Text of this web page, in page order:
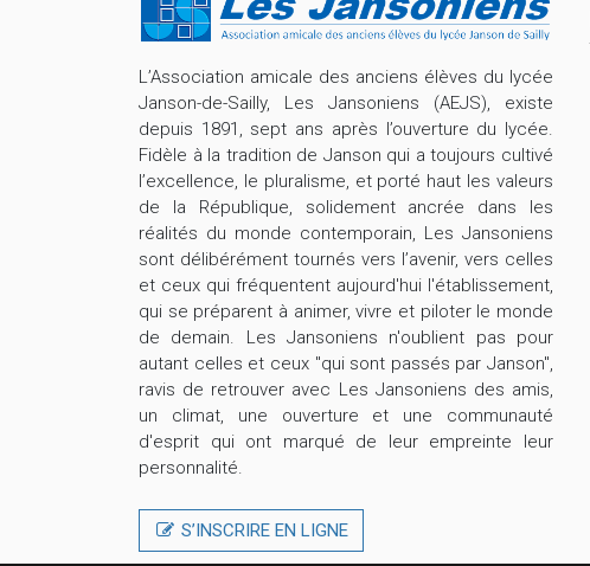
L’Association amicale des anciens élèves du lycée
Janson-de-Sailly, Les Jansoniens (AEJS), existe
depuis 1891, sept ans après l’ouverture du lycée.
Fidèle à la tradition de Janson qui a toujours cultivé
l’excellence, le pluralisme, et porté haut les valeurs
de la République, solidement ancrée dans les
réalités du monde contemporain, Les Jansoniens
sont délibérément tournés vers l’avenir, vers celles
et ceux qui fréquentent aujourd'hui l'établissement,
qui se préparent à animer, vivre et piloter le monde
de demain. Les Jansoniens n'oublient pas pour
autant celles et ceux "qui sont passés par Janson",
ravis de retrouver avec Les Jansoniens des amis,
un climat, une ouverture et une communauté
d'esprit qui ont marqué de leur empreinte leur
personnalité.
S’INSCRIRE EN LIGNE